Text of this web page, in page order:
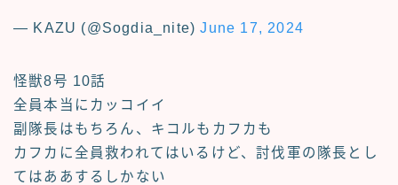
— KAZU (@Sogdia_nite)June 17, 2024
怪獣8号 10話
全員本当にカッコイイ
副隊長はもちろん、キコルもカフカも
カフカに全員救われてはいるけど、討伐軍の隊長とし
てはああするしかない